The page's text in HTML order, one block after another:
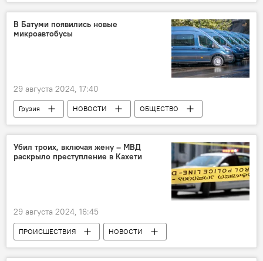
Западная Грузия
Тбилиси
Восточная Грузия
Национальное агентство окружающей среды
В Батуми появились новые
микроавтобусы
29 августа 2024, 17:40
Грузия НОВОСТИ
ОБЩЕСТВО
Батуми
Аджария
Торнике Рижвадзе
Убил троих, включая жену – МВД
раскрыло преступление в Кахети
29 августа 2024, 16:45
ПРОИСШЕСТВИЯ
НОВОСТИ
Грузия
Гурджаанский район